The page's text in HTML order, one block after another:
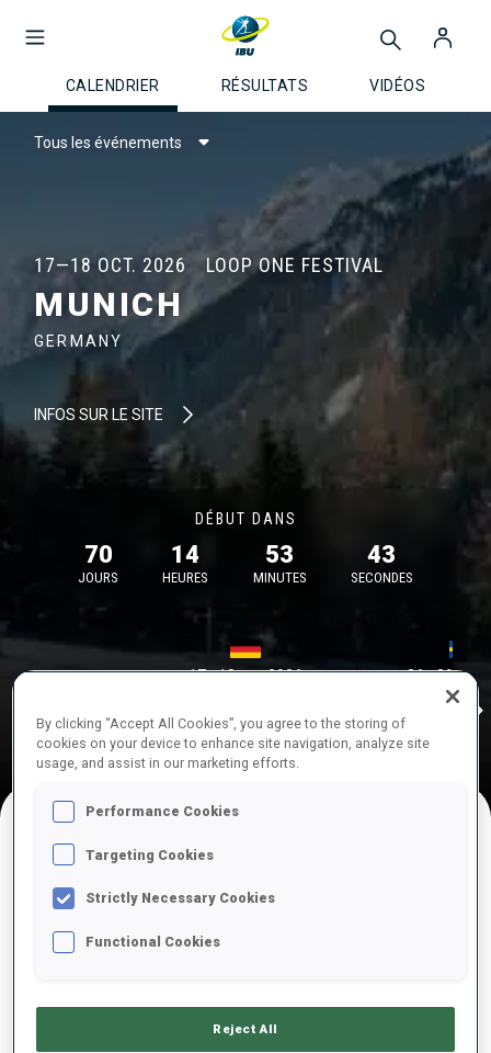
CALENDRIER RÉSULTATS VIDÉOS
Tous les événements
17—18 OCT. 2026 LOOP ONE FESTIVAL
MUNICH
GERMANY
INFOS SUR LE SITE
DÉBUT DANS
70
JOURS
14
HEURES
53
MINUTES
43
SECONDES
17—18 oct. 2026
26—29 nov.
IDREIdre
COMPÉTITIONS À VENIR
17
SUPER SPRINT QUAL. FEMMES
Programmé
By clicking “Accept All Cookies”, you agree to the storing of
cookies on your device to enhance site navigation, analyze site
usage, and assist in our marketing efforts.
Performance Cookies
Targeting Cookies
Strictly Necessary Cookies
Functional Cookies
Reject All